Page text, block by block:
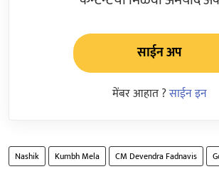
साईन अप
मेंबर आहात ?साईन इन
Nashik Kumbh Mela CM Devendra Fadnavis